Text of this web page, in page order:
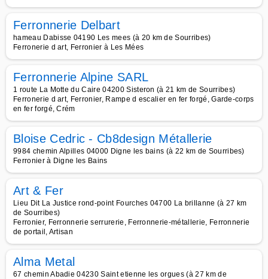
Ferronnerie Delbart
hameau Dabisse 04190 Les mees (à 20 km de Sourribes)
Ferronerie d art, Ferronier à Les Mées
Ferronnerie Alpine SARL
1 route La Motte du Caire 04200 Sisteron (à 21 km de Sourribes)
Ferronerie d art, Ferronier, Rampe d escalier en fer forgé, Garde-corps
en fer forgé, Crém
Bloise Cedric - Cb8design Métallerie
9984 chemin Alpilles 04000 Digne les bains (à 22 km de Sourribes)
Ferronier à Digne les Bains
Art & Fer
Lieu Dit La Justice rond-point Fourches 04700 La brillanne (à 27 km
de Sourribes)
Ferronier, Ferronnerie serrurerie, Ferronnerie-métallerie, Ferronnerie
de portail, Artisan
Alma Metal
67 chemin Abadie 04230 Saint etienne les orgues (à 27 km de